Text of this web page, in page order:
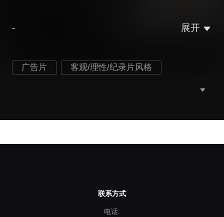
- 展开
广告片 客观/理性/纪录片风格
联系方式
电话: